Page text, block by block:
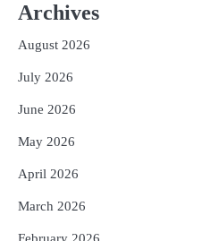
4
5
Archives
August 2026
July 2026
June 2026
May 2026
April 2026
March 2026